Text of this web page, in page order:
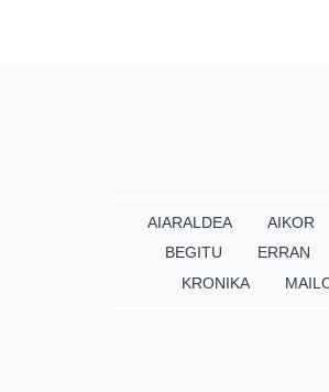
AIARALDEA AIKOR
BEGITU
ERRAN
KRONIKA